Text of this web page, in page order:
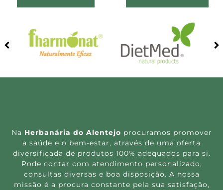
Na Herbanária do Alentejo procuramos promover
a saúde e o bem-estar, através de uma oferta
diversificada de produtos 100% adequados para si.
Pode contar com atendimento personalizado,
consultas diversas e boa disposição. A nossa
missão é a procura constante pela sua satisfação,